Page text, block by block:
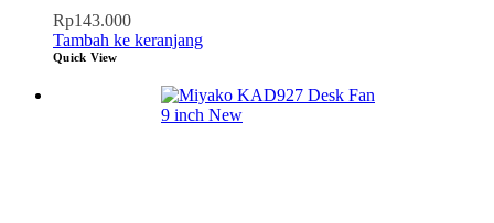
Rp143.000
Tambah ke keranjang
Quick View